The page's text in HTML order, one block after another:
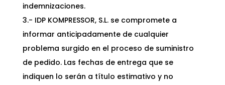
indemnizaciones.
3.- IDP KOMPRESSOR, S.L. se compromete a
informar anticipadamente de cualquier
problema surgido en el proceso de suministro
de pedido. Las fechas de entrega que se
indiquen lo serán a título estimativo y no